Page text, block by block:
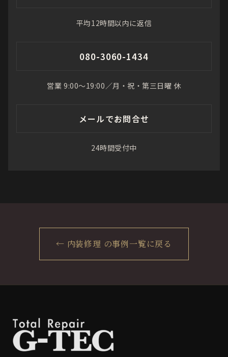
平均12時間以内に返信
080-3060-1434
営業 9:00〜19:00／月・祝・第三日曜 休
メールでお問合せ
24時間受付中
← 内装修理 の事例一覧に戻る